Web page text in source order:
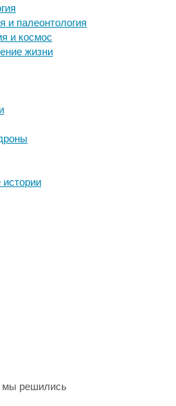
и палеонтология
и космос
жизни
мы решились
вирусы
и методы
проблемы